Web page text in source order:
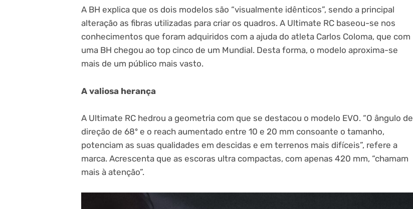
A BH explica que os dois modelos são “visualmente idênticos”, sendo a principal
alteração as fibras utilizadas para criar os quadros. A Ultimate RC baseou-se nos
conhecimentos que foram adquiridos com a ajuda do atleta Carlos Coloma, que com
uma BH chegou ao top cinco de um Mundial. Desta forma, o modelo aproxima-se
mais de um público mais vasto.
A valiosa herança
A Ultimate RC hedrou a geometria com que se destacou o modelo EVO. “O ângulo de
direção de 68º e o reach aumentado entre 10 e 20 mm consoante o tamanho,
potenciam as suas qualidades em descidas e em terrenos mais difíceis”, refere a
marca. Acrescenta que as escoras ultra compactas, com apenas 420 mm, “chamam
mais à atenção”.